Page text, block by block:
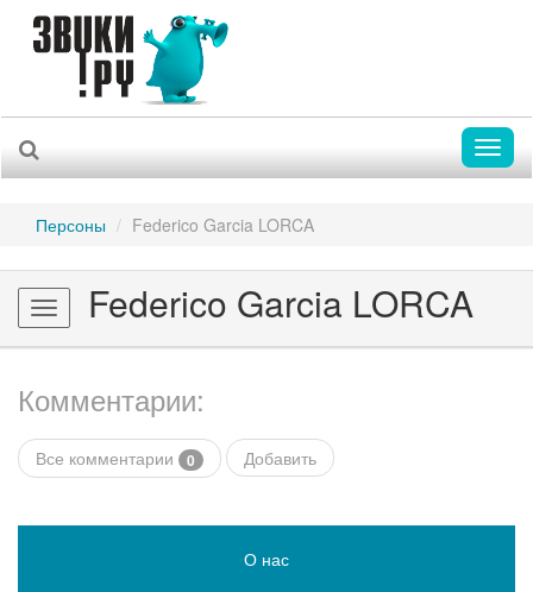
Персоны Federico Garcia LORCA
Toggle
navigation
Federico Garcia LORCA
Комментарии:
Все комментарии 0 Добавить
О нас